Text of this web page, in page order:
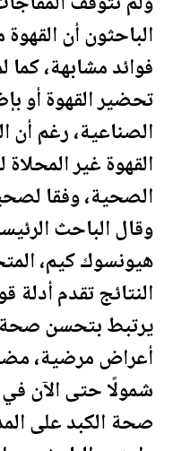
الباحثون أن
فوائد مشابهة، كما
تحضير القهوة أو
الصناعية، رغم أن
القهوة غير
الصحية، وفقا ل
وقال الباحث
هيونسوك كيم،
النتائج تقدم أدلة
يرتبط بتحسنصحة
أعراض مرضية،
شمولًا حتى الآن في
صحةالكبد على